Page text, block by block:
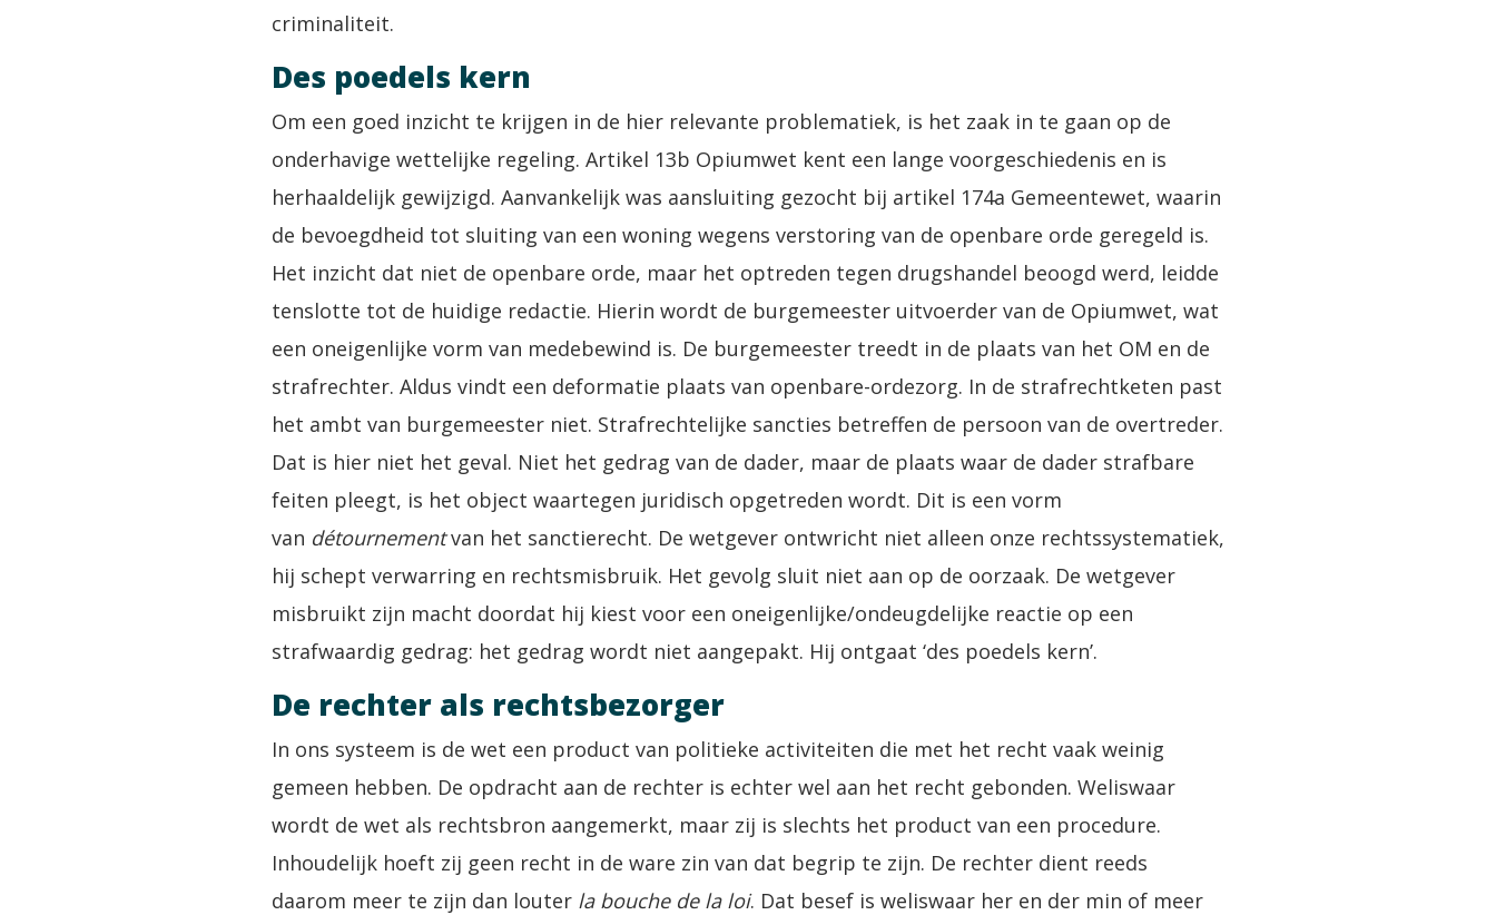
criminaliteit.
Des poedels kern
Om een goed inzicht te krijgen in de hier relevante problematiek, is het zaak in te gaan op de
onderhavige wettelijke regeling. Artikel 13b Opiumwet kent een lange voorgeschiedenis en is
herhaaldelijk gewijzigd. Aanvankelijk was aansluiting gezocht bij artikel 174a Gemeentewet, waarin
de bevoegdheid tot sluiting van een woning wegens verstoring van de openbare orde geregeld is.
Het inzicht dat niet de openbare orde, maar het optreden tegen drugshandel beoogd werd, leidde
tenslotte tot de huidige redactie. Hierin wordt de burgemeester uitvoerder van de Opiumwet, wat
een oneigenlijke vorm van medebewind is. De burgemeester treedt in de plaats van het OM en de
strafrechter. Aldus vindt een deformatie plaats van openbare-ordezorg. In de strafrechtketen past
het ambt van burgemeester niet. Strafrechtelijke sancties betreffen de persoon van de overtreder.
Dat is hier niet het geval. Niet het gedrag van de dader, maar de plaats waar de dader strafbare
feiten pleegt, is het object waartegen juridisch opgetreden wordt. Dit is een vorm
van détournementvan het sanctierecht. De wetgever ontwricht niet alleen onze rechtssystematiek,
hij schept verwarring en rechtsmisbruik. Het gevolg sluit niet aan op de oorzaak. De wetgever
misbruikt zijn macht doordat hij kiest voor een oneigenlijke/ondeugdelijke reactie op een
strafwaardig gedrag: het gedrag wordt niet aangepakt. Hij ontgaat ‘des poedels kern’.
De rechter als rechtsbezorger
In ons systeem is de wet een product van politieke activiteiten die met het recht vaak weinig
gemeen hebben. De opdracht aan de rechter is echter wel aan het recht gebonden. Weliswaar
wordt de wet als rechtsbron aangemerkt, maar zij is slechts het product van een procedure.
Inhoudelijk hoeft zij geen recht in de ware zin van dat begrip te zijn. De rechter dient reeds
daarom meer te zijn dan louter la bouche de la loi. Dat besef is weliswaar her en der min of meer